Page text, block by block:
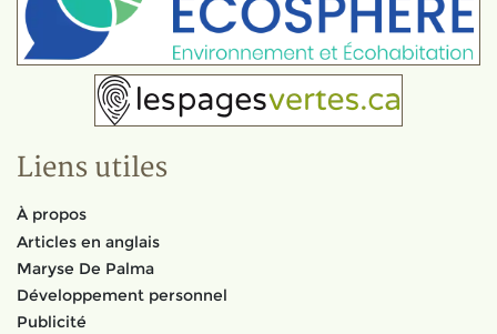
Liens utiles
À propos
Articles en anglais
Maryse De Palma
Développement personnel
Publicité